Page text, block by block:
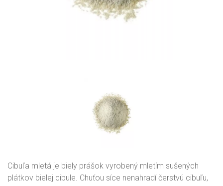
Cibuľa mletá je biely prášok vyrobený mletím sušených
plátkov bielej cibule. Chuťou síce nenahradí čerstvú cibuľu,